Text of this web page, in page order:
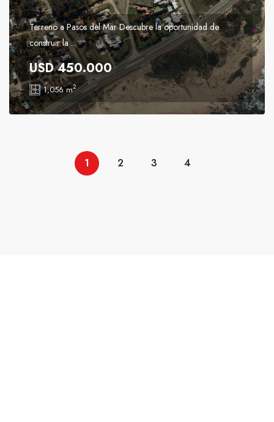
Terreno a Pasos del Mar Descubre la oportunidad de
construir la ...
USD 450.000
1,056 m2
1 2 3 4